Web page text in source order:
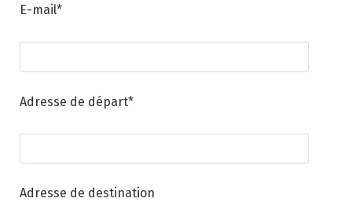
E-mail*
Adresse de départ*
Adresse de destination